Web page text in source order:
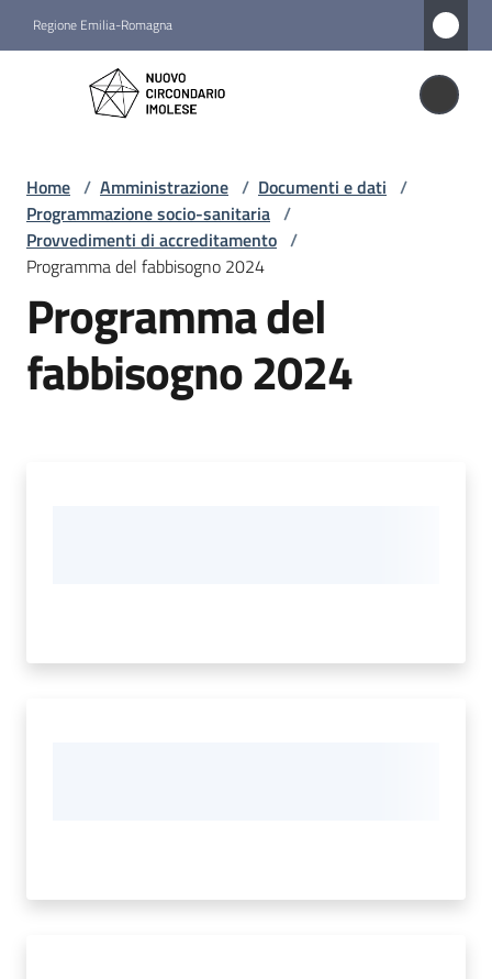
Regione Emilia-Romagna
Nuovo Circondario Imolese
Nuovo
Circondario
Amministrazione
Menu selezionato
Novità
Servizi
Home / Amministrazione / Documenti e dati /
Programmazione socio-sanitaria /
Provvedimenti di accreditamento /
Programma del fabbisogno 2024
Programma del
fabbisogno 2024